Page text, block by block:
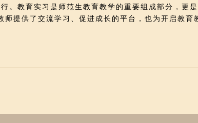
教育实习是师范生教育教学的重要组成部分，更
提供了交流学习、促进成长的平台，也为开启教育